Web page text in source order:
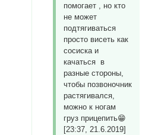
помогает , но кто
не может
подтягиваться
просто висеть как
сосиска и
качаться в
разные стороны,
чтобы позвоночник
растягивался,
можно к ногам
груз прицепить😁
[23:37, 21.6.2019]